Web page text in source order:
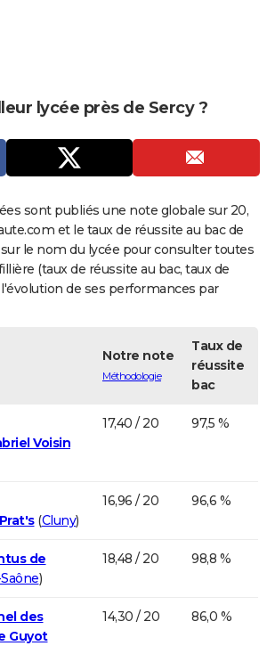
lycée près de Sercy ?
sont publiés une note globale sur 20,
et le taux de réussite au bac de
le nom du lycée pour consulter toutes
(taux de réussite au bac, taux de
de ses performances par
Notre note
Méthodologie
Taux de
réussite
bac
Voisin
17,40 / 20 97,5 %
(Cluny)
16,96 / 20 96,6 %
de
)
18,48 / 20 98,8 %
des
Guyot
14,30 / 20 86,0 %